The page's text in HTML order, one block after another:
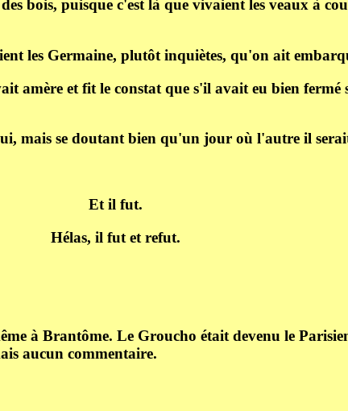
bois, puisque c'est là que vivaient les veaux à
les Germaine, plutôt inquiètes, qu'on ait
amère et fit le constat que s'il avait eu bien fermé
mais se doutant bien qu'un jour où l'autre il
Et il fut.
Hélas, il fut et refut.
à Brantôme. Le Groucho était devenu le
aucun commentaire.